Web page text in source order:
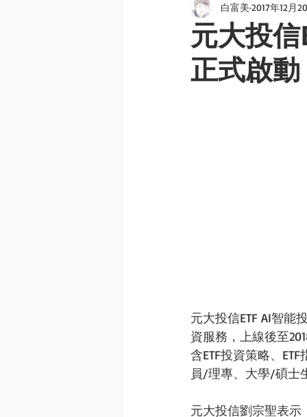
新聞點評 退
元大投
正式啟動
白富美 2017年12月
元大投信ETF AI智能
資服務，上線後至
含ETF投資策略、
員/理專、大學/碩士
元大投信劉宗聖表